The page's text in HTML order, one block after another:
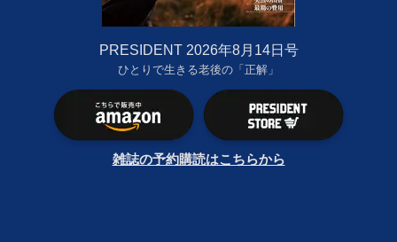
PRESIDENT 2026年8月14日号
ひとりで生きる老後の「正解」
雑誌の予約購読はこちらから